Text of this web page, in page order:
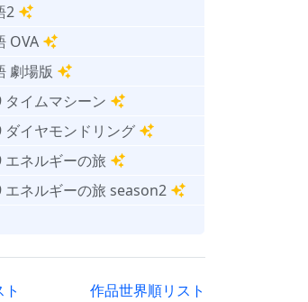
2
OVA
劇場版
イムマシーン
ダイヤモンドリング
ネルギーの旅
エネルギーの旅 season2
作品世界順リスト